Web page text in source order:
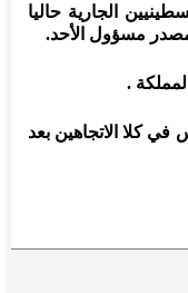
الجارية حاليا
مسؤول الأحد.
.
كلا الاتجاهين بعد